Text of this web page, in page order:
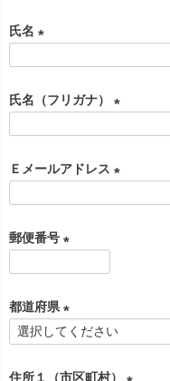
氏名
須
氏名（フリガナ）
須
Ｅメールアドレス
郵便番号
須
)
都道府県
(
住所１（市区町村）